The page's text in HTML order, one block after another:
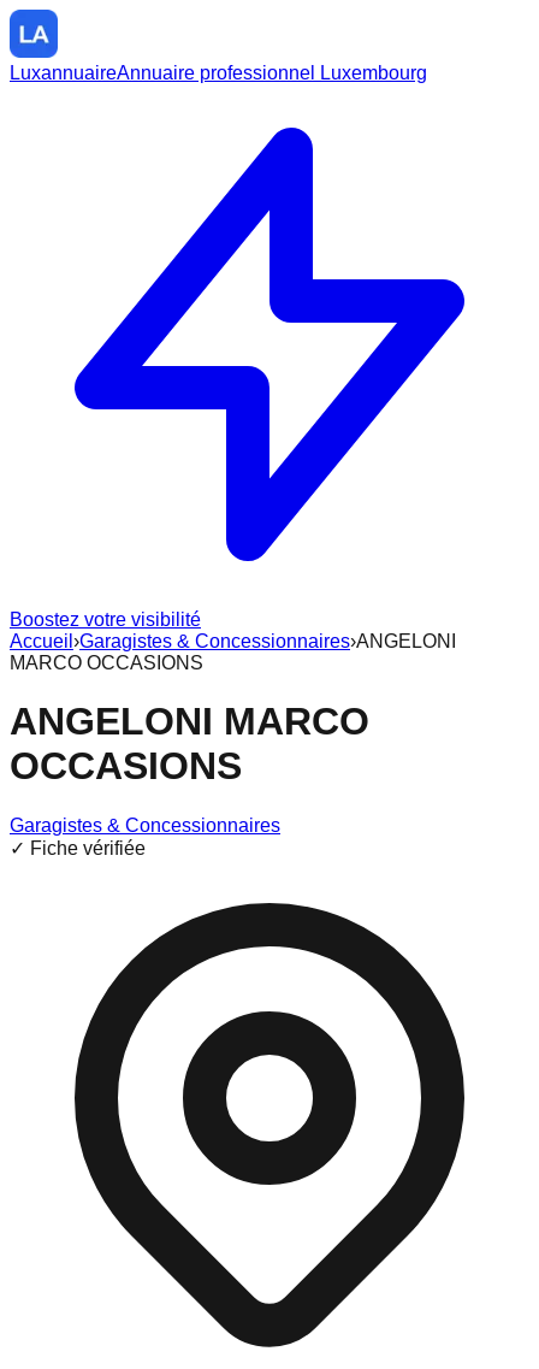
LuxannuaireAnnuaire professionnel Luxembourg
Boostez votre visibilité
Accueil ›Garagistes & Concessionnaires›ANGELONI
MARCO OCCASIONS
ANGELONI MARCO
OCCASIONS
Garagistes & Concessionnaires
✓ Fiche vérifiée